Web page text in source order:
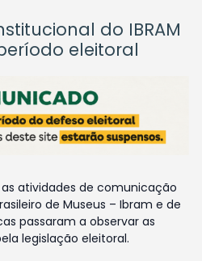
do IBRAM
eleitoral
atividades de comunicação
de Museus – Ibram e de
passaram a observar as
legislação eleitoral.